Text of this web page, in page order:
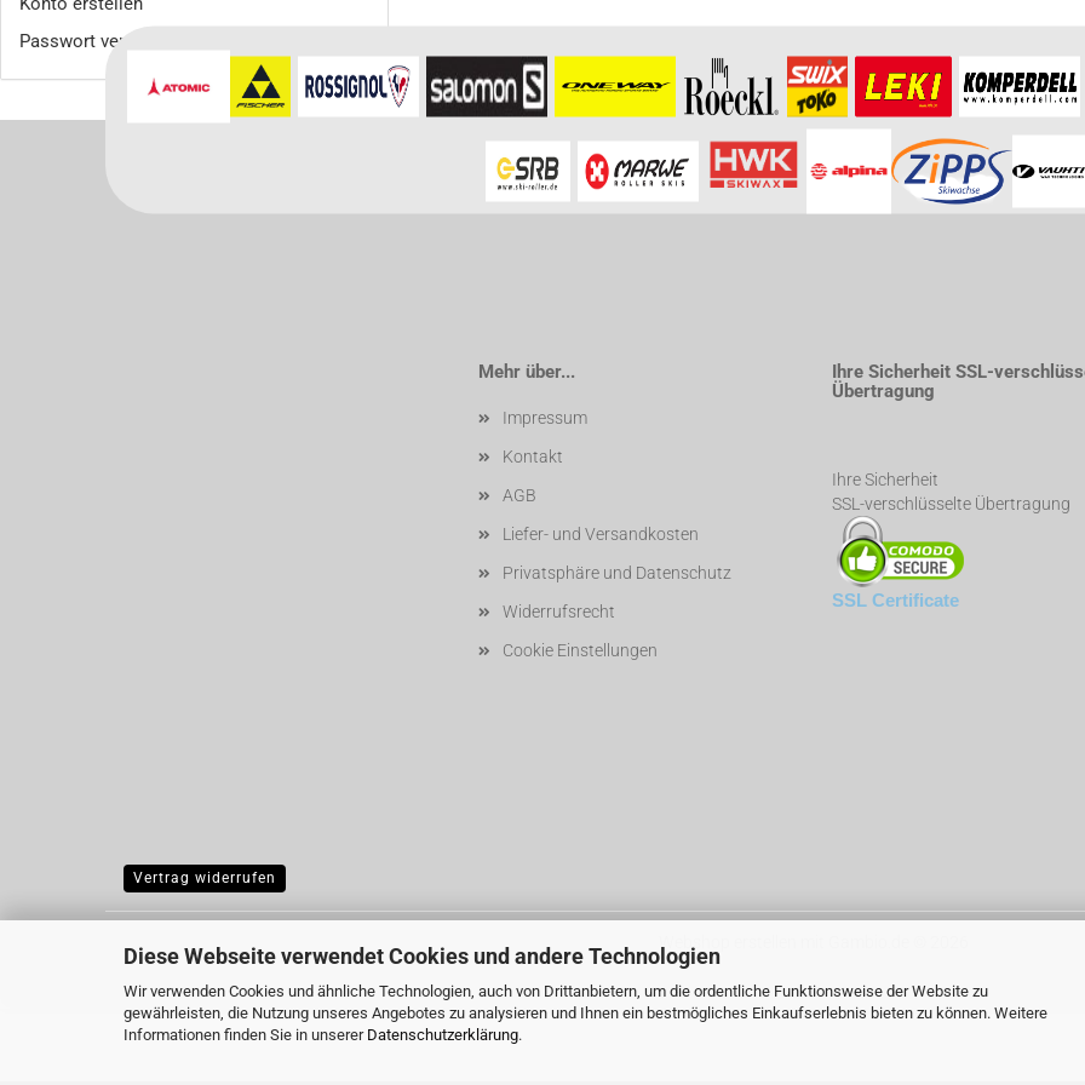
Diese Webseite verwendet Cookies und andere Technologien
Wir verwenden Cookies und ähnliche Technologien, auch von Drittanbietern, um die ordentliche Funktionsweise der Website zu
gewährleisten, die Nutzung unseres Angebotes zu analysieren und Ihnen ein bestmögliches Einkaufserlebnis bieten zu können. Weitere
Informationen finden Sie in unserer Datenschutzerklärung.
Passwort vergessen?
Mehr über...
Impressum
Kontakt
AGB
Liefer- und Versandkosten
Privatsphäre und Datenschutz
Widerrufsrecht
Cookie Einstellungen
Ihre Sicherheit SSL-
Übertragung
Ihre Sicherheit
SSL-verschlüsselte Übertragung
SSL Certificate
Vertrag widerrufen